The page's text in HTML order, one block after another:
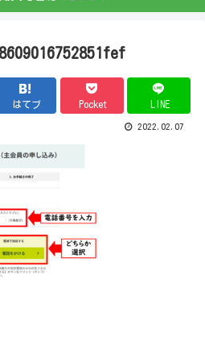
はてブ Pocket LINE
2022.02.07